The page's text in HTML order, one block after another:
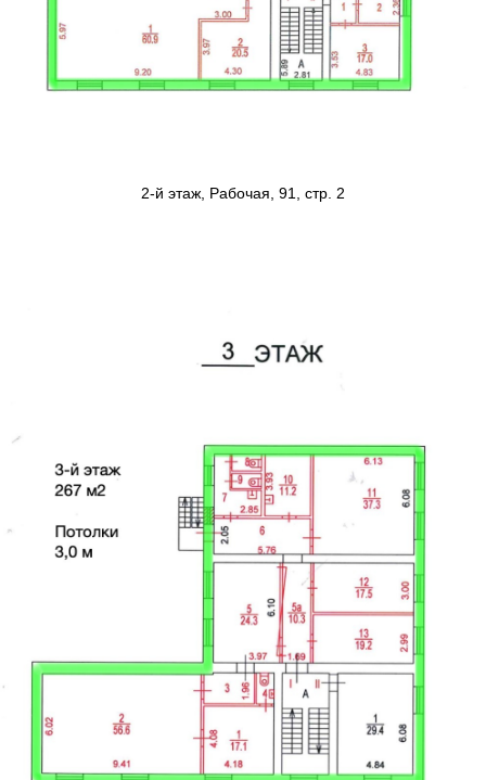
2-й этаж, Рабочая, 91, стр. 2